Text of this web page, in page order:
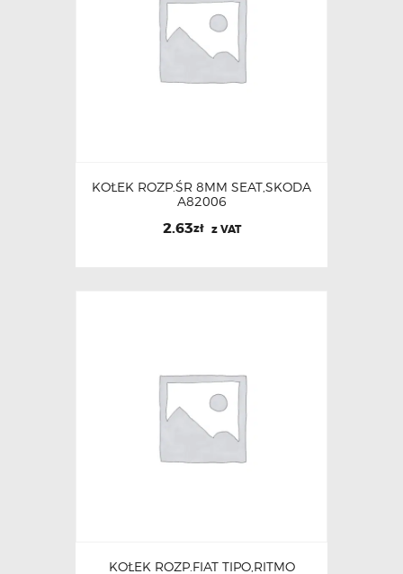
KOŁEK ROZP.ŚR 8MM SEAT,SKODA
A82006
2.63zł z VAT
KOŁEK ROZP.FIAT TIPO,RITMO